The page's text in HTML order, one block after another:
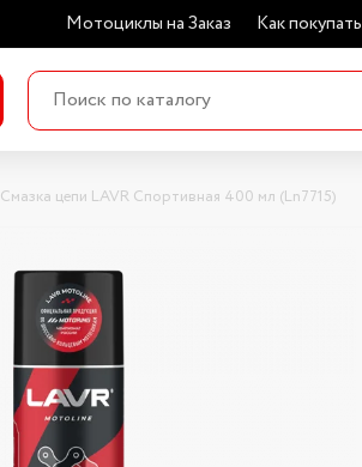
Мотоциклы на Заказ Как покупать
Смазка цепи LAVR Спортивная 400 мл (Ln7715)